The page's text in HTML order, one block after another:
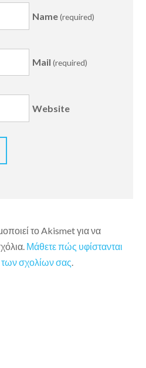
Name(required)
Mail (required)
Website
το Akismet για να
Μάθετε πώς υφίστανται
των σχολίων σας.